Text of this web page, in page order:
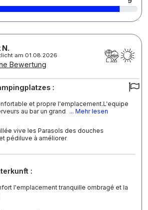
am 01.08.2026
Bewertung
:
et propre l'emplacement.L'equipe
au bar un grand ... Mehr lesen
vive les Parasols des douches
pédiluve à améliorer
:
l'emplacement tranquille ombragé et la